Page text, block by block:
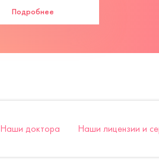
Подробнее
Наши доктора Наши лицензии и